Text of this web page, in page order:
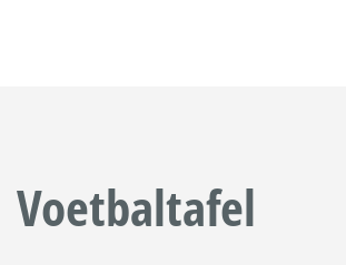
Voetbaltafel